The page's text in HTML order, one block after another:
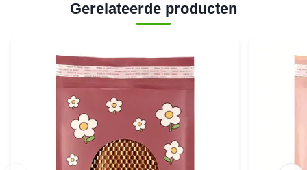
Gerelateerde producten